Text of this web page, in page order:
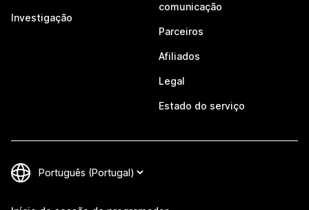
Investigação
comunicação
Parceiros
Afiliados
Legal
Estado do serviço